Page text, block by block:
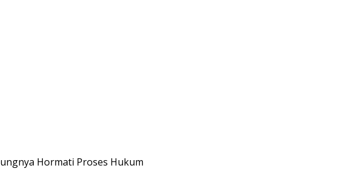
Hormati Proses Hukum